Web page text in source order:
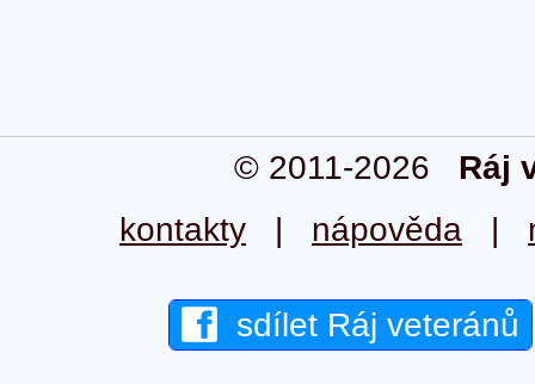
© 2011-2026 Ráj
kontakty | nápověda |
sdílet Ráj veteránů